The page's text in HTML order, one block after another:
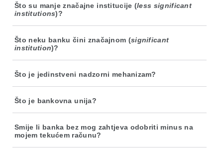
Što su manje značajne institucije (less significant
institutions)?
Što neku banku čini značajnom (significant
institution)?
Što je jedinstveni nadzorni mehanizam?
Što je bankovna unija?
Smije li banka bez mog zahtjeva odobriti minus na
mojem tekućem računu?